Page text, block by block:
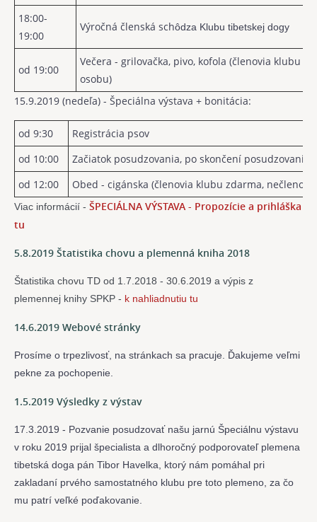
18:00-
19:00
Výročná členská schôdza Klubu tibetskej dogy
od 19:00
Večera - grilovačka, pivo, kofola (členovia klubu
osobu)
15.9.2019 (nedeľa) - Špeciálna výstava + bonitácia:
od 9:30
Registrácia psov
od 10:00
Začiatok posudzovania, po skončení posudzovania
od 12:00
Obed - cigánska (členovia klubu zdarma,
Viac informácií - ŠPECIÁLNA VÝSTAVA - Propozície a prihláška
tu
5.8.2019 Štatistika chovu a plemenná kniha 2018
Štatistika chovu TD od 1.7.2018 - 30.6.2019 a výpis z
plemennej knihy SPKP - k nahliadnutiu tu
14.6.2019 Webové stránky
Prosíme o trpezlivosť, na stránkach sa pracuje. Ďakujeme veľmi
pekne za pochopenie.
1.5.2019 Výsledky z výstav
17.3.2019 - Pozvanie posudzovať našu jarnú Špeciálnu výstavu
v roku 2019 prijal špecialista a dlhoročný podporovateľ plemena
tibetská doga pán Tibor Havelka, ktorý nám pomáhal pri
zakladaní prvého samostatného klubu pre toto plemeno, za čo
mu patrí veľké poďakovanie.